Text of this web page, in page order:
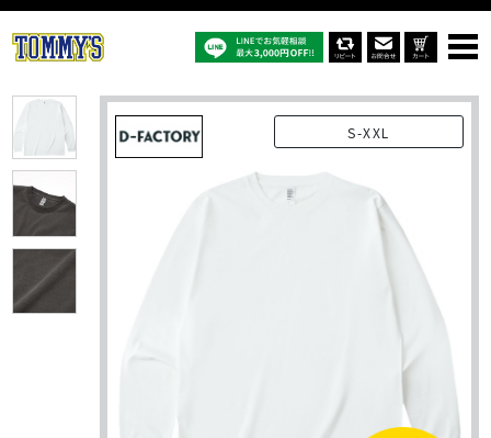
DF1201D：6.6ｵﾝｽ ロングスリーブガーメントダイTシャツ(1.6インチ
リブ)
S-XXL